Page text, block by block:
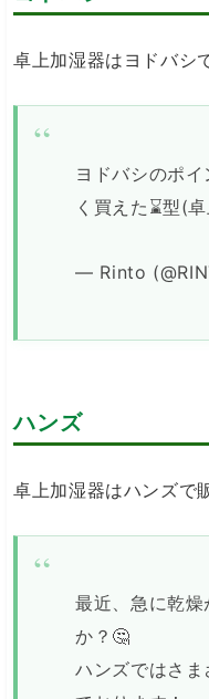
卓上加湿器はヨドバシ
ヨドバシのポ
く買えた⌛️型(
— Rinto
ハンズ
卓上加湿器はハンズで
最近、急に乾
か？🤔
ハンズではさ